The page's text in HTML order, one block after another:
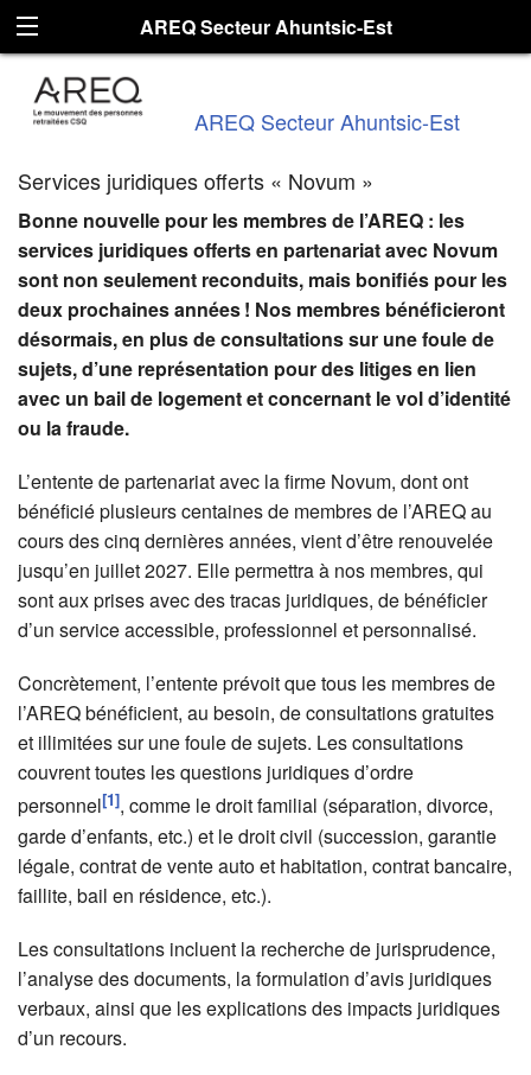
AREQ Secteur Ahuntsic-Est
AREQ Secteur Ahuntsic-Est
Services juridiques offerts « Novum »
Bonne nouvelle pour les membres de l’AREQ : les
services juridiques offerts en partenariat avec Novum
sont non seulement reconduits, mais bonifiés pour les
deux prochaines années! Nos membres bénéficieront
désormais, en plus de consultations sur une foule de
sujets, d’une représentation pour des litiges en lien
avec un bail de logement et concernant le vol d’identité
ou la fraude.
L’entente de partenariat avec la firme Novum, dont ont
bénéficié plusieurs centaines de membres de l’AREQ au
cours des cinq dernières années, vient d’être renouvelée
jusqu’en juillet 2027. Elle permettra à nos membres, qui
sont aux prises avec des tracas juridiques, de bénéficier
d’un service accessible, professionnel et personnalisé.
Concrètement, l’entente prévoit que tous les membres de
l’AREQ bénéficient, au besoin, de consultations gratuites
et illimitées sur une foule de sujets. Les consultations
couvrent toutes les questions juridiques d’ordre
personnel[1], comme le droit familial (séparation, divorce,
garde d’enfants, etc.) et le droit civil (succession, garantie
légale, contrat de vente auto et habitation, contrat bancaire,
faillite, bail en résidence, etc.).
Les consultations incluent la recherche de jurisprudence,
l’analyse des documents, la formulation d’avis juridiques
verbaux, ainsi que les explications des impacts juridiques
d’un recours.